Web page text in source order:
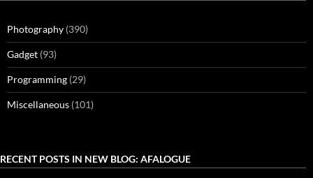
Photography (390)
Gadget (93)
Programming (29)
Miscellaneous (101)
RECENT POSTS IN NEW BLOG: AFALOGUE